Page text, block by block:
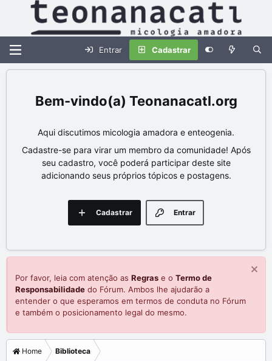
Entrar Cadastrar
Teonanacatl.org
Aqui discutimos micologia amadora e enteogenia.
Cadastre-se para virar um membro da comunidade! Após
seu cadastro, você poderá participar deste site
adicionando seus próprios tópicos e postagens.
Entrar
Cadastrar
Por favor, leia com atenção as Regras e o Termo de
Responsabilidade do Fórum. Ambos lhe ajudarão a
entender o que esperamos em termos de conduta no Fórum
e também o posicionamento legal do mesmo.
Home Biblioteca